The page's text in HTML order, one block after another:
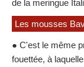
de la meringue
Les mousses
● C'est le même
fouettée, à